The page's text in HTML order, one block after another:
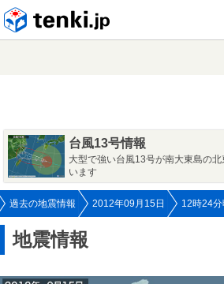
台風13号情報
大型で強い台風13号が南大東島の
います
過去の地震情報 2012年09月15日 12時24
地震情報